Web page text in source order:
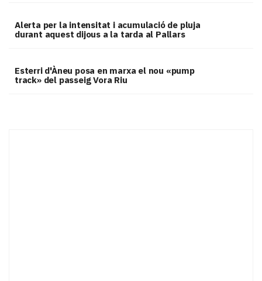
Alerta per la intensitat i acumulació de pluja
durant aquest dijous a la tarda al Pallars
Esterri d'Àneu posa en marxa el nou «pump
track» del passeig Vora Riu